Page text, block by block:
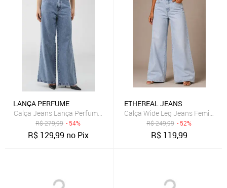
LANÇA PERFUME
Calça Jeans Lança Perfume Wide Leg Pocket Azul
R$279,99 - 54%
R$ 129,99 no Pix
ETHEREAL JEANS
Calça Wide Leg Jeans
R$249,99 - 52%
R$ 119,99